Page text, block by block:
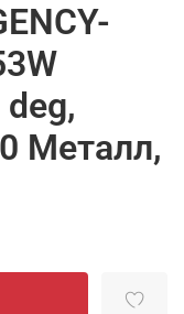
Металл,